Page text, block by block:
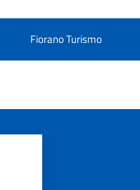
Fiorano Turismo